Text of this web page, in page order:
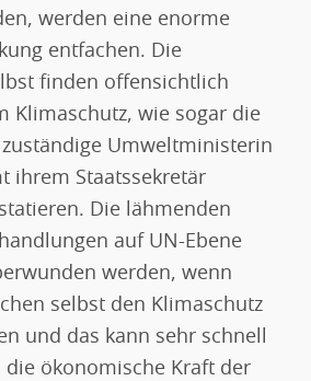
werden eine enorme
entfachen. Die
finden offensichtlich
Klimaschutz, wie sogar die
Umweltministerin
ihrem Staatssekretär
Die lähmenden
auf UN-Ebene
werden, wenn
selbst den Klimaschutz
und das kann sehr schnell
die ökonomische Kraft der